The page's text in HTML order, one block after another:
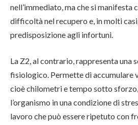
nell’immediato, ma che si manifesta
difficoltà nel recupero e, in molti
predisposizione agli infortuni.
La Z2, al contrario, rappresenta una
fisiologico. Permette di accumulare
cioè chilometri e tempo sotto
l’organismo in una condizione di
lavoro che può essere ripetuto con